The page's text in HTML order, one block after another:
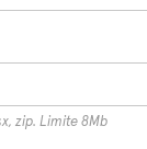
zip. Limite 8Mb